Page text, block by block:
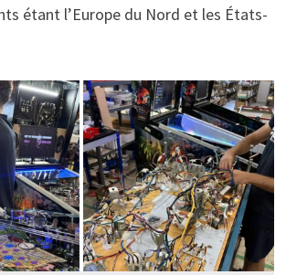
étant l’Europe du Nord et les États-